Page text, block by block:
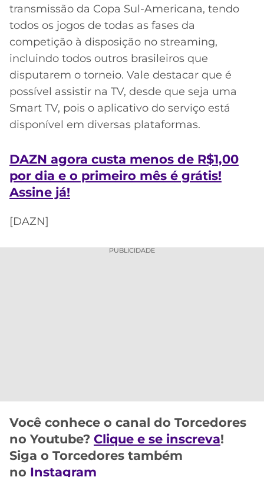
ATLÉTICO
MG
CRUZEIRO
transmissão da Copa Sul-Americana, tendo
todos os jogos de todas as fases da
competição à disposição no streaming,
incluindo todos outros brasileiros que
disputarem o torneio. Vale destacar que é
possível assistir na TV, desde que seja uma
Smart TV, pois o aplicativo do serviço está
disponível em diversas plataformas.
DAZN agora custa menos de R$1,00
por dia e o primeiro mês é grátis!
Assine já!
[DAZN]
PUBLICIDADE
Você conhece o canal do Torcedores
no Youtube? Clique e se inscreva!
Siga o Torcedores também
no Instagram